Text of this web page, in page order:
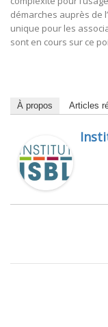
démarches auprès de
unique pour les
sont en cours sur ce
À propos Articles